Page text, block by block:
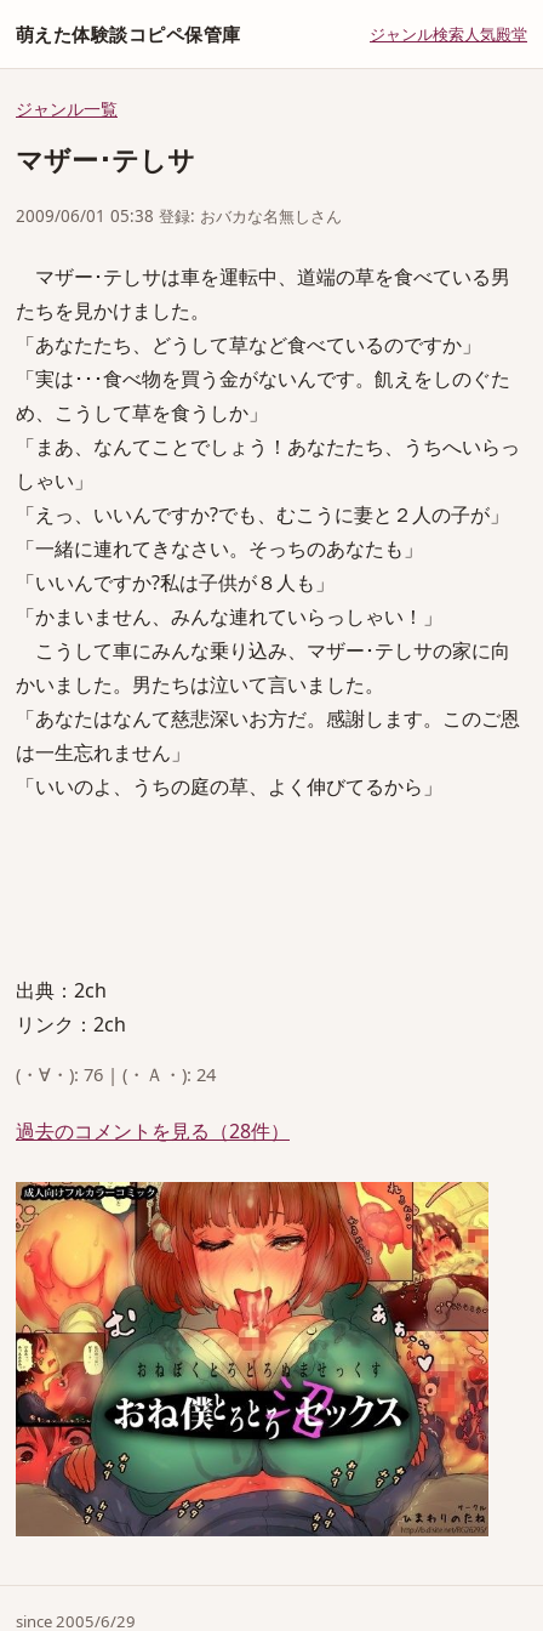
萌えた体験談コピペ保管庫 ジャンル検索人気殿堂
ジャンル一覧
マザー･テしサ
2009/06/01 05:38 登録: おバカな名無しさん
マザー･テしサは車を運転中、道端の草を食べている男
たちを見かけました。
「あなたたち、どうして草など食べているのですか」
「実は･･･食べ物を買う金がないんです。飢えをしのぐた
め、こうして草を食うしか」
「まあ、なんてことでしょう！あなたたち、うちへいらっ
しゃい」
「えっ、いいんですか?でも、むこうに妻と２人の子が」
「一緒に連れてきなさい。そっちのあなたも」
「いいんですか?私は子供が８人も」
「かまいません、みんな連れていらっしゃい！」
こうして車にみんな乗り込み、マザー･テしサの家に向
かいました。男たちは泣いて言いました。
「あなたはなんて慈悲深いお方だ。感謝します。このご恩
は一生忘れません」
「いいのよ、うちの庭の草、よく伸びてるから」
出典：2ch
リンク：2ch
(・∀・): 76 | (・Ａ・): 24
過去のコメントを見る（28件）
since 2005/6/29